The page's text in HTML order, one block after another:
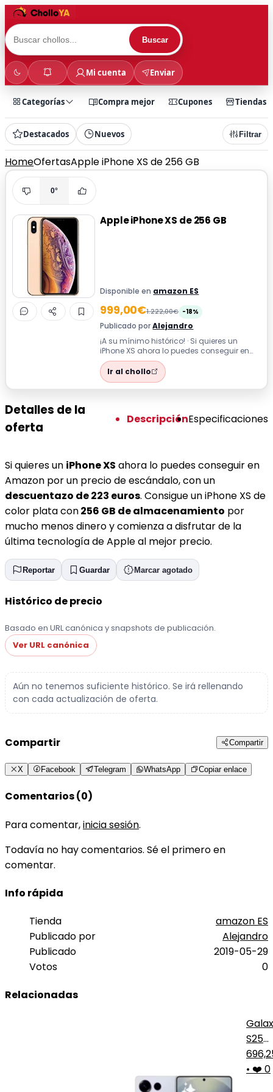
Buscar
Mi cuenta Enviar
Categorías Compra mejor Cupones Tiendas
Destacados Nuevos Filtrar
HomeOfertasApple iPhone XS de 256 GB
0°
Apple iPhone XS de 256 GB
Disponible en amazon ES
999,00€1.222,00€ -18%
Publicado porAlejandro
¡A su mínimo histórico! · Si quieres un
iPhone XS ahora lo puedes conseguir en
Amazon por un precio de escándalo, con...
Ir al chollo
Detalles de la
oferta
DescripciónEspecificaciones
Si quieres un iPhone XS ahora lo puedes conseguir en
Amazon por un precio de escándalo, con un
descuentazo de 223 euros. Consigue un iPhone XS de
color plata con256 GB de almacenamiento por
mucho menos dinero y comienza a disfrutar de la
última tecnología de Apple al mejor precio.
Reportar Guardar Marcar agotado
Histórico de precio
Basado en URL canónica y snapshots de publicación.
Ver URL canónica
Aún no tenemos suficiente histórico. Se irá rellenando
con cada actualización de oferta.
Compartir Compartir
X Facebook Telegram WhatsApp Copiar enlace
Comentarios (0)
Para comentar,inicia sesión.
Todavía no hay comentarios. Sé el primero en
comentar.
Info rápida
Tienda
amazon ES
Publicado por
Alejandro
Publicado
2019-05-29
Votos
0
Relacionadas
S25
Ultra
5G
• ❤️ 0